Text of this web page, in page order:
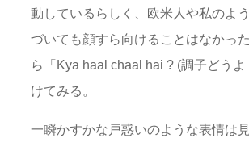
動しているらしく、欧米人や私のよ
づいても顔すら向けることはなかっ
ら「Kya haal chaal hai ? (調子どう
けてみる。
一瞬かすかな戸惑いのような表情は